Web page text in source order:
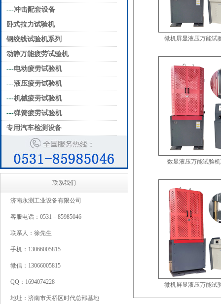
---冲击配套设备
卧式拉力试验机
钢绞线试验机系列
动静万能疲劳试验机
---电动疲劳试验机
---液压疲劳试验机
---机械疲劳试验机
---弹簧疲劳试验机
专用汽车检测设备
联系我们
济南永测工业设备有限公司
客服电话：0531－85985046
联系人：徐先生
手机：13066005815
微信：13066005815
QQ：1694074228
地址：济南市天桥区时代总部基地
微机屏显液压万能试
数显液压万能试验机
微机屏显液压万能试